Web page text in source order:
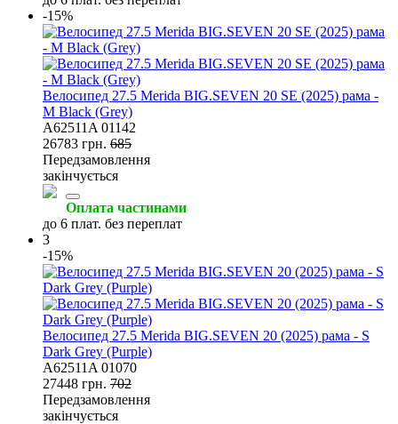
-15%
Велосипед 27.5 Merida BIG.SEVEN 20 SE (2025) рама -
M Black (Grey)
A62511A 01142
26783 грн. 685
Передзамовлення
закінчується
Оплата частинами
до 6 плат. без переплат
3
-15%
Велосипед 27.5 Merida BIG.SEVEN 20 (2025) рама - S
Dark Grey (Purple)
A62511A 01070
27448 грн. 702
Передзамовлення
закінчується